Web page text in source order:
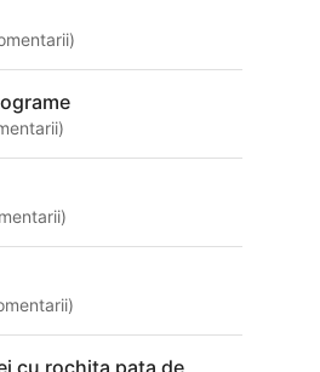
)
)
)
)
cu rochita pata de